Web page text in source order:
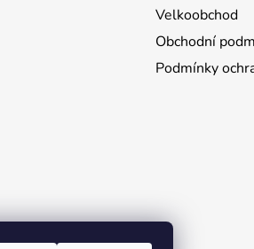
Velkoobchod
Obchodní
Podmínky